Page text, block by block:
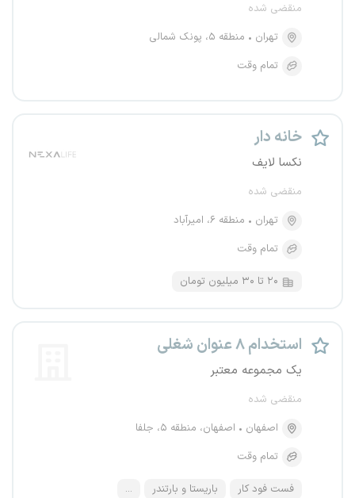
منقضی شده
تهران
منطقه ۵، پونک شمالی
تمام وقت
خانه دار
نکسا لایف
منقضی شده
تهران
منطقه ۶، امیرآباد
تمام وقت
۲۰ تا ۳۰ میلیون تومان
استخدام ۸ عنوان شغلی
یک مجموعه معتبر
منقضی شده
اصفهان
اصفهان، منطقه ۵، جلفا
تمام وقت
فست فود کار باریستا و بارتندر ...